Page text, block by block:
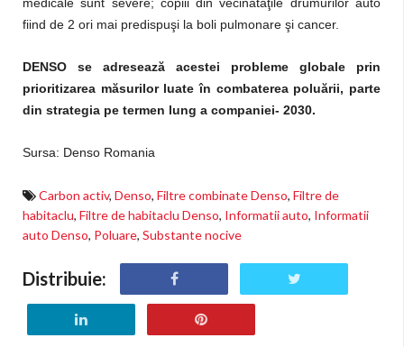
fiind de 2 ori mai predispuşi la boli pulmonare şi cancer.
DENSO se adresează acestei probleme globale prin
prioritizarea măsurilor luate în combaterea poluării, parte
din strategia pe termen lung a companiei- 2030.
Sursa: Denso Romania
Carbon activ, Denso, Filtre combinate Denso, Filtre de
habitaclu, Filtre de habitaclu Denso, Informatii auto, Informatii
auto Denso, Poluare, Substante nocive
Distribuie: